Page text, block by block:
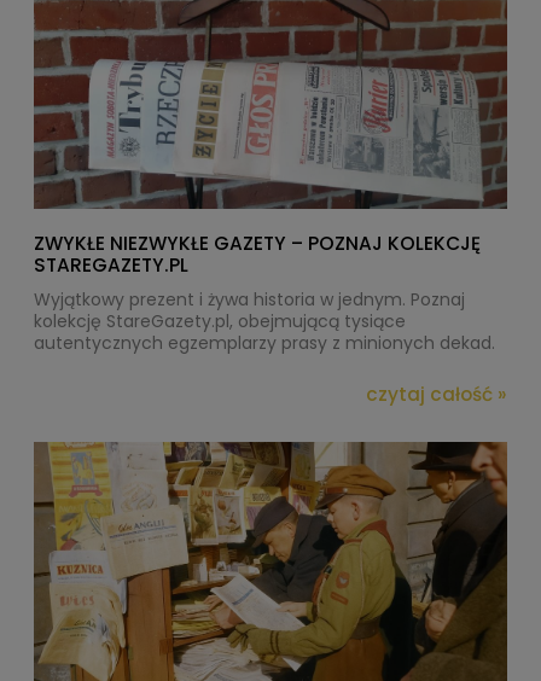
ZWYKŁE NIEZWYKŁE GAZETY – POZNAJ KOLEKCJĘ
STAREGAZETY.PL
Wyjątkowy prezent i żywa historia w jednym. Poznaj
kolekcję StareGazety.pl, obejmującą tysiące
autentycznych egzemplarzy prasy z minionych dekad.
czytaj całość »